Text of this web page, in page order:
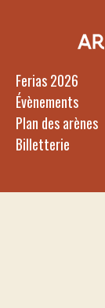
Ferias 2026
Évènements
Plan des arènes
Billetterie